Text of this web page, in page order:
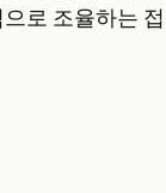
로 조율하는